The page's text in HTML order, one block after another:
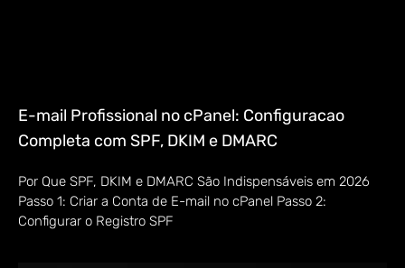
E-mail Profissional no cPanel: Configuracao
Completa com SPF, DKIM e DMARC
Por Que SPF, DKIM e DMARC São Indispensáveis em 2026
Passo 1: Criar a Conta de E-mail no cPanel Passo 2:
Configurar o Registro SPF